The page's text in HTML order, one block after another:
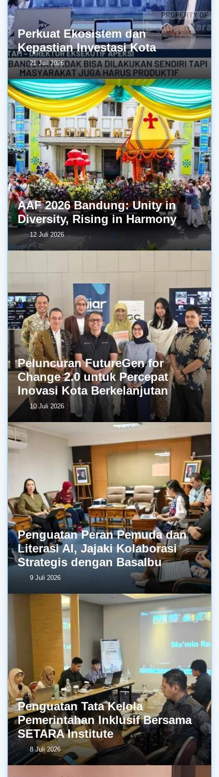
Perkuat Ekosistem dan
Kepastian Investasi Kota
21 Juli 2026
AAF 2026 Bandung: Unity in
Diversity, Rising in Harmony
12 Juli 2026
Peluncuran FutureGen for
Change 2.0 untuk Percepat
Inovasi Kota Berkelanjutan
10 Juli 2026
Penguatan Peran Pemuda dan
Literasi AI, Jajaki Kolaborasi
Strategis dengan BasaIbu
9 Juli 2026
Penguatan Tata Kelola
Pemerintahan Inklusif Bersama
SETARA Institute
8 Juli 2026